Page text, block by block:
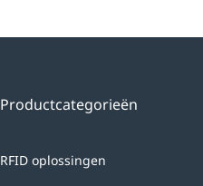
Productcategorieën
RFID oplossingen